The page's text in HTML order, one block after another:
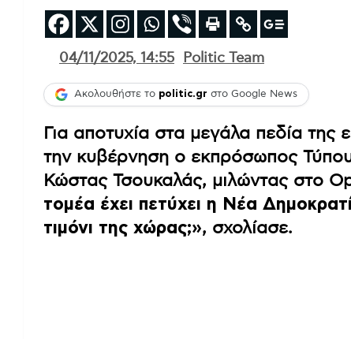
04/11/2025, 14:55 Politic Team
Ακολουθήστε το politic.gr στο Google News
Για αποτυχία στα μεγάλα πεδία
την κυβέρνηση ο εκπρόσωπος
Κώστας Τσουκαλάς, μιλώντας στο
τομέα έχει πετύχει η Νέα
τιμόνι της χώρας;», σχολίασε.